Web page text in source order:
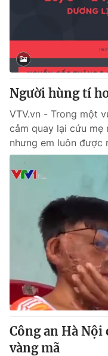
Người hùng tí
VTV.vn - Trong một
cảm quay lại cứu mẹ
nhưng em luôn được
Công an Hà Nội
vàng mã